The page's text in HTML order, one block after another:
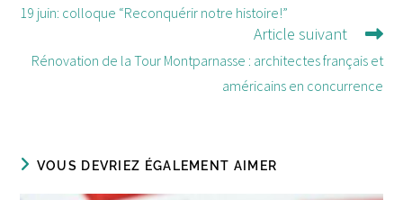
d'autres
19 juin: colloque “Reconquérir notre histoire!”
Article suivant
Rénovation de la Tour Montparnasse : architectes français et
américains en concurrence
VOUS DEVRIEZ ÉGALEMENT AIMER